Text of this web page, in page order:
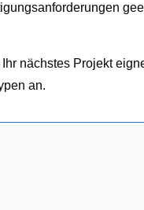
nächstes Projekt
an.